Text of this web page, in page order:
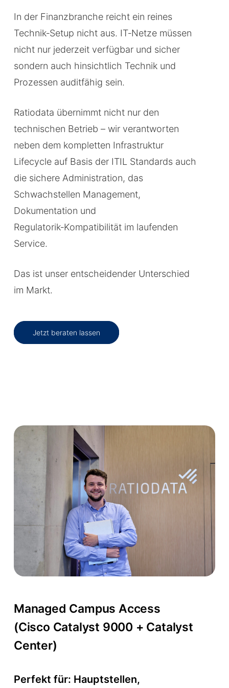
In der Finanzbranche reicht ein reines
Technik‑Setup nicht aus. IT‑Netze müssen
nicht nur jederzeit verfügbar und sicher
sondern auch hinsichtlich Technik und
Prozessen auditfähig sein.
Ratiodata übernimmt nicht nur den
technischen Betrieb – wir verantworten
neben dem kompletten Infrastruktur
Lifecycle auf Basis der ITIL Standards auch
die sichere Administration, das
Schwachstellen Management,
Dokumentation und
Regulatorik‑Kompatibilität im laufenden
Service.
Das ist unser entscheidender Unterschied
im Markt.
Jetzt beraten lassen
Managed Campus Access
(Cisco Catalyst 9000 + Catalyst
Center)
Perfekt für: Hauptstellen,